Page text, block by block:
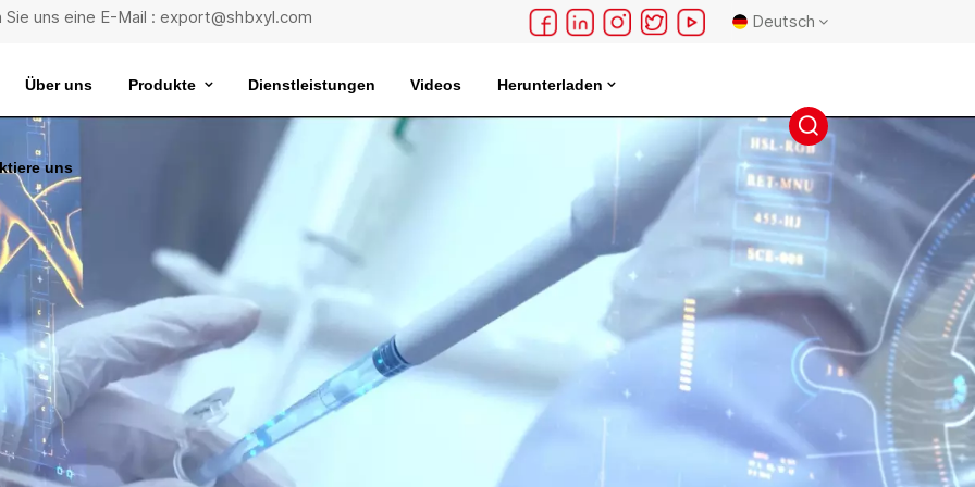
Sie uns eine E-Mail : export@shbxyl.com Deutsch
English
français
русский
español
português
日本語
Über uns Produkte Dienstleistungen Videos Herunterladen
uns